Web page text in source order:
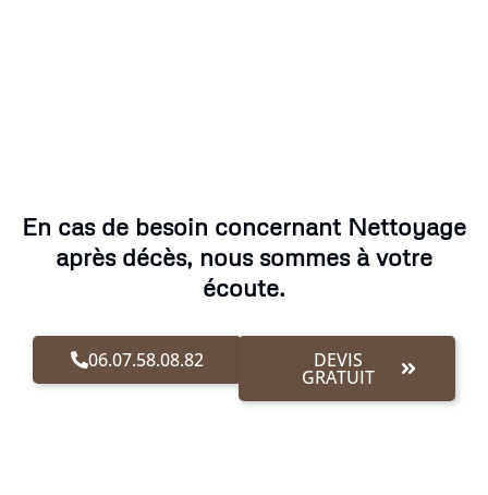
En cas de besoin concernant Nettoyage
après décès, nous sommes à votre
écoute.
06.07.58.08.82 DEVIS
GRATUIT